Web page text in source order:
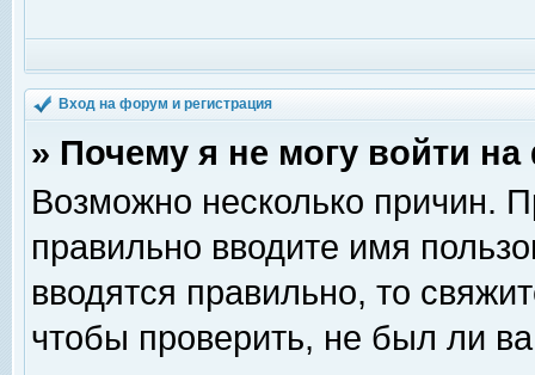
Вход на форум и регистрация
» Почему я не могу войти
Возможно несколько причин.
правильно вводите имя
вводятся правильно, то
чтобы проверить, не был ли